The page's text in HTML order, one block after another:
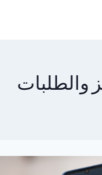
والطلبات